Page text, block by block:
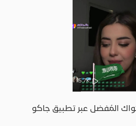
15.7K
المُفضل عبر تطبيق جاكو